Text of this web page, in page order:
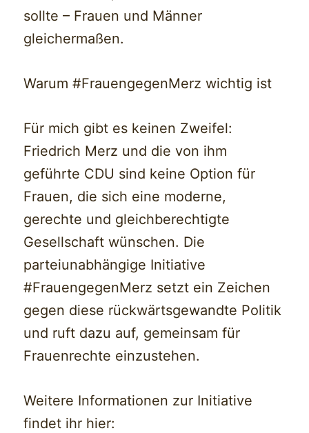
sollte – Frauen und Männer
gleichermaßen.
Warum #FrauengegenMerz wichtig ist
Für mich gibt es keinen Zweifel:
Friedrich Merz und die von ihm
geführte CDU sind keine Option für
Frauen, die sich eine moderne,
gerechte und gleichberechtigte
Gesellschaft wünschen. Die
parteiunabhängige Initiative
#FrauengegenMerz setzt ein Zeichen
gegen diese rückwärtsgewandte Politik
und ruft dazu auf, gemeinsam für
Frauenrechte einzustehen.
Weitere Informationen zur Initiative
findet ihr hier: